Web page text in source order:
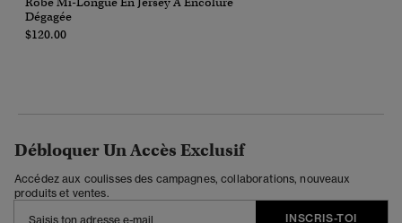
Dégagée
$120.00
Débloquer Un Accès Exclusif
Accédez aux coulisses des campagnes, collaborations, nouveaux
produits et ventes.
INSCRIS-TOI